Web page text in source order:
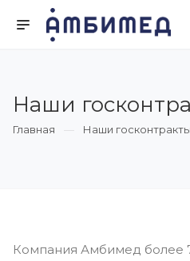
Наши
Главная Наши госконтракты
Компания Амбимед более 7